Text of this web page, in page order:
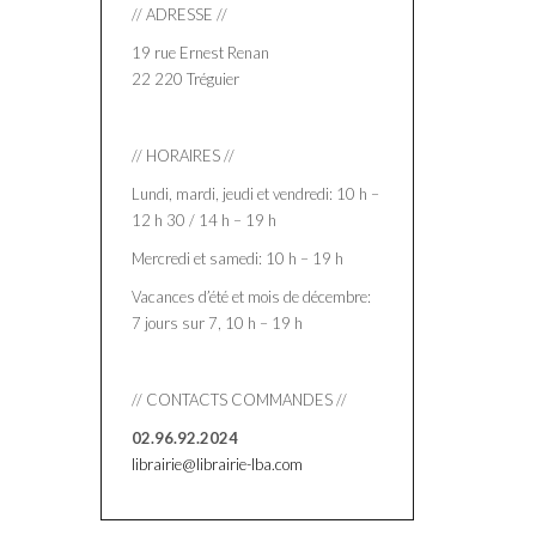
// ADRESSE //
19 rue Ernest Renan
22 220 Tréguier
// HORAIRES //
Lundi, mardi, jeudi et vendredi: 10 h –
12 h 30 / 14 h – 19 h
Mercredi et samedi: 10 h – 19 h
Vacances d’été et mois de décembre:
7 jours sur 7, 10 h – 19 h
// CONTACTS COMMANDES //
02.96.92.2024
librairie@librairie-lba.com